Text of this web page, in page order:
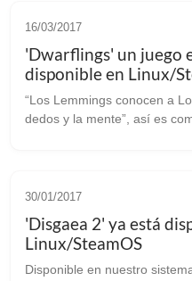
16/03/2017
'Dwarflings' un juego
disponible en Linux/
“Los Lemmings conocen a Lost Vikings”
dedos y la mente”, así es
30/01/2017
'Disgaea 2' ya está
Linux/SteamOS
Disponible en nuestro